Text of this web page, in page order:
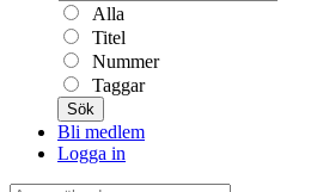
Alla
Titel
Nummer
Taggar
Sök
Bli medlem
Logga in